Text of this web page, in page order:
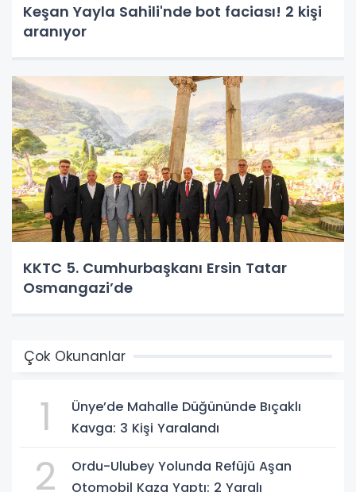
Keşan Yayla Sahili'nde bot faciası! 2 kişi
aranıyor
KKTC 5. Cumhurbaşkanı Ersin Tatar
Osmangazi’de
Çok Okunanlar
1
Ünye’de Mahalle Düğününde Bıçaklı
Kavga: 3 Kişi Yaralandı
2
Ordu-Ulubey Yolunda Refüjü Aşan
Otomobil Kaza Yaptı: 2 Yaralı